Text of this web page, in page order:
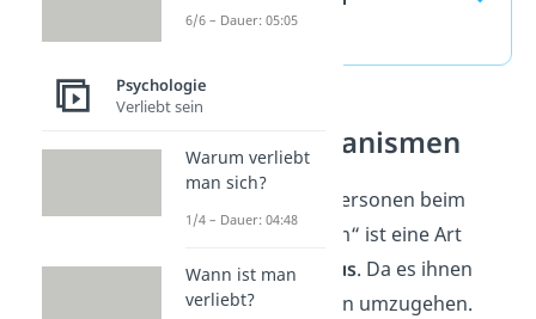
(ausklappen)
Abwehrmechanismen
Das Verhalten von Personen beim
„Stockholm-Syndrom“ ist eine Art
Abwehrmechanismus. Da es ihnen
hilft, mit der Situation umzugehen.
6/6 – Dauer: 05:05
Psychologie
Verliebt sein
Warum verliebt
man sich?
1/4 – Dauer: 04:48
Wann ist man
verliebt?